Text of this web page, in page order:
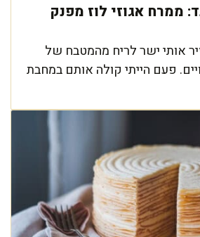
ממרח אגוזי לוז מפנק
אותי ישר לריח מהמטבח של
פעם הייתי קולה אותם במחבת